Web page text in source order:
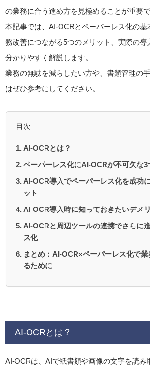
の業務に合う進め方を見極めることが重要で
本記事では、AI-OCRとペーパーレス化の基
務改善につながる5つのメリット、実際の導
分かりやすく解説します。
業務の無駄を減らしたい方や、書類管理の
はぜひ参考にしてください。
目次
AI-OCRとは？
ペーパーレス化にAI-OCRが不可欠な3
AI-OCR導入でペーパーレス化を成功
ット
AI-OCR導入時に知っておきたいデメ
AI-OCRと周辺ツールの連携でさらに
ス化
まとめ：AI-OCR×ペーパーレス化で
るために
AI-OCRとは？
AI-OCRは、AIで紙書類や画像の文字を読み